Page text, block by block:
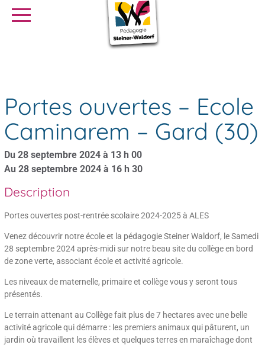
SE FORMER
Portes ouvertes – Ecole
Caminarem – Gard (30)
Du 28 septembre 2024 à 13 h 00
Au 28 septembre 2024 à 16 h 30
Description
Portes ouvertes post-rentrée scolaire 2024-2025 à ALES
Venez découvrir notre école et la pédagogie Steiner Waldorf, le Samedi
28 septembre 2024 après-midi sur notre beau site du collège en bord
de zone verte, associant école et activité agricole.
Les niveaux de maternelle, primaire et collège vous y seront tous
présentés.
Le terrain attenant au Collège fait plus de 7 hectares avec une belle
activité agricole qui démarre : les premiers animaux qui pâturent, un
jardin où travaillent les élèves et quelques terres en maraîchage dont